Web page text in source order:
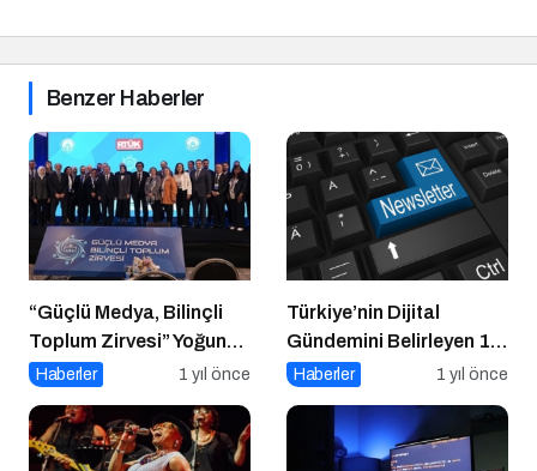
Benzer Haberler
“Güçlü Medya, Bilinçli
Toplum Zirvesi” Yoğun
Katılımla Gerçekleşti
Haberler 1 yıl önce
Türkiye’nin Dijital
Gündemini Belirleyen 15
Haber Sitesi
Haberler 1 yıl önce